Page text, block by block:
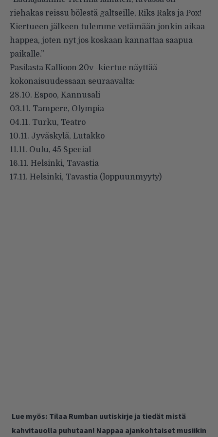
riehakas reissu bölestä galtseille, Riks Raks ja Pox!
Kiertueen jälkeen tulemme vetämään jonkin aikaa
happea, joten nyt jos koskaan kannattaa saapua
paikalle.”
Pasilasta Kallioon 20v -kiertue näyttää
kokonaisuudessaan seuraavalta:
28.10. Espoo, Kannusali
03.11. Tampere, Olympia
04.11. Turku, Teatro
10.11. Jyväskylä, Lutakko
11.11. Oulu, 45 Special
16.11. Helsinki, Tavastia
17.11. Helsinki, Tavastia (loppuunmyyty)
Lue myös: Tilaa Rumban uutiskirje ja tiedät mistä
kahvitauolla puhutaan! Nappaa ajankohtaiset musiikin